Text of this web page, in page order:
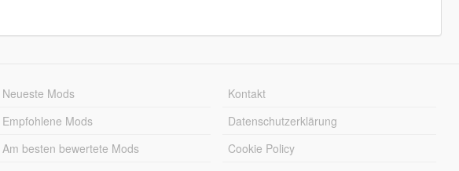
Neueste Mods
Empfohlene Mods
Am besten bewertete Mods
Kontakt
Datenschutzerklärung
Cookie Policy